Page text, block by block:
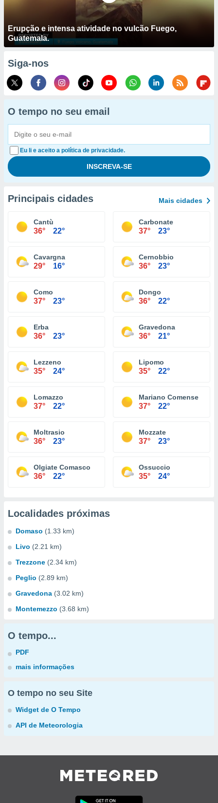
Erupção e intensa atividade no vulcão Fuego,
Guatemala.
Siga-nos
O tempo no seu email
Eu li e aceito a política de privacidade.
Principais cidades Mais cidades
Cantù
36° 22°
Carbonate
37° 23°
Cavargna
29° 16°
Cernobbio
36° 23°
Como
37° 23°
Dongo
36° 22°
Erba
36° 23°
Gravedona
36° 21°
Lezzeno
35° 24°
Lipomo
35° 22°
Lomazzo
37° 22°
Mariano Comense
37° 22°
Moltrasio
36° 23°
Mozzate
37° 23°
Olgiate Comasco
36° 22°
Ossuccio
35° 24°
Localidades próximas
Domaso (1.33 km)
Livo (2.21 km)
Trezzone (2.34 km)
Peglio (2.89 km)
Gravedona (3.02 km)
Montemezzo (3.68 km)
O tempo...
PDF
mais informações
O tempo no seu Site
Widget de O Tempo
API de Meteorologia